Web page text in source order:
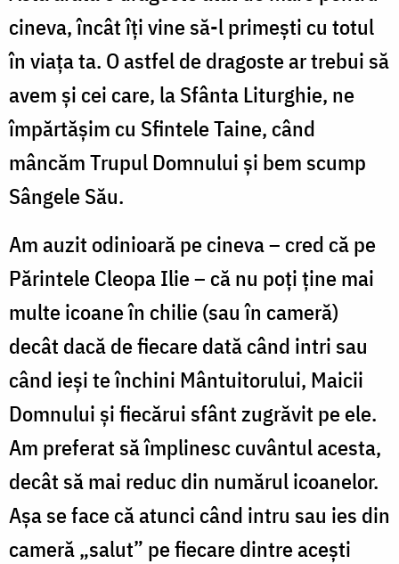
cineva, încât îţi vine să-l primeşti cu totul
în viaţa ta. O astfel de dragoste ar trebui să
avem şi cei care, la Sfânta Liturghie, ne
împărtăşim cu Sfintele Taine, când
mâncăm Trupul Domnului şi bem scump
Sângele Său.
Am auzit odinioară pe cineva – cred că pe
Părintele Cleopa Ilie – că nu poţi ţine mai
multe icoane în chilie (sau în cameră)
decât dacă de fiecare dată când intri sau
când ieşi te închini Mântuitorului, Maicii
Domnului şi fiecărui sfânt zugrăvit pe ele.
Am preferat să împlinesc cuvântul acesta,
decât să mai reduc din numărul icoanelor.
Aşa se face că atunci când intru sau ies din
cameră „salut” pe fiecare dintre aceşti